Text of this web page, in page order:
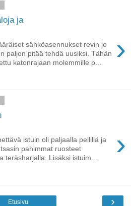
ja
›
sähköasennukset revin jo
paljon pitää tehdä uusiksi. Tähän
katonrajaan molemmille p...
›
istuin oli paljaalla pellillä ja
pahimmat ruosteet
teräsharjalla. Lisäksi istuim...
›
Etusivu